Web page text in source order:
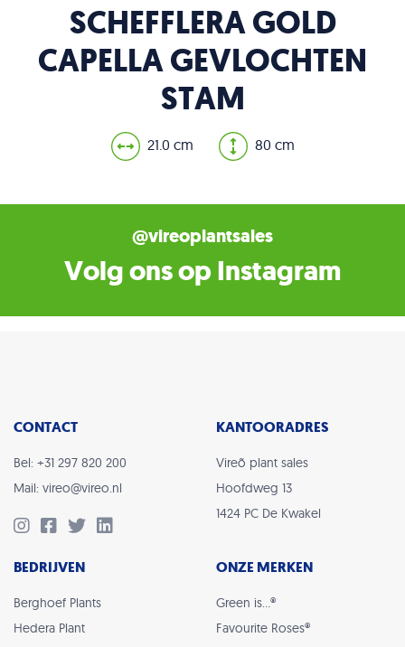
SCHEFFLERA GOLD
CAPELLA GEVLOCHTEN
STAM
21.0 cm 80 cm
@vireoplantsales
Volg ons op Instagram
CONTACT
Bel: +31 297 820 200
Mail: vireo@vireo.nl
KANTOORADRES
Vireõ plant sales
Hoofdweg 13
1424 PC De Kwakel
BEDRIJVEN
Berghoef Plants
Hedera Plant
ONZE MERKEN
Green is…®
Favourite Roses®